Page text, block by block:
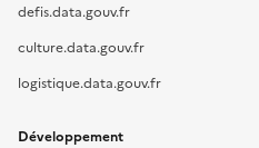
defis.data.gouv.fr
culture.data.gouv.fr
logistique.data.gouv.fr
Développement